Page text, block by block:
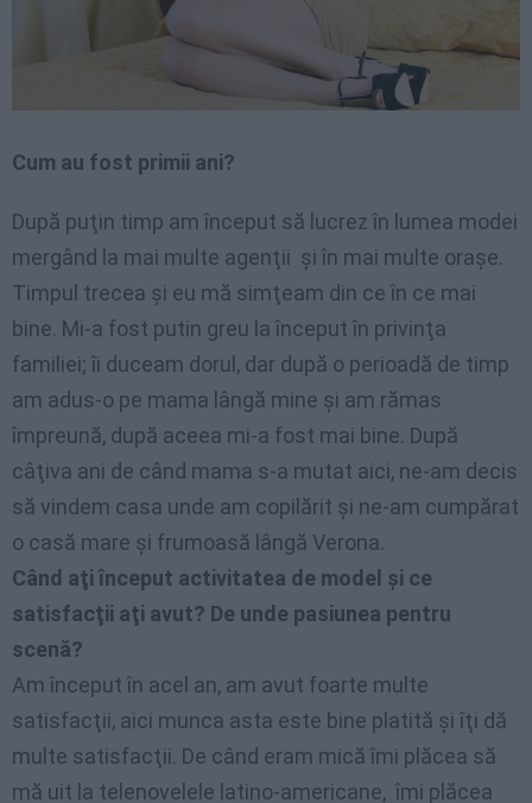
Cum au fost primii ani?
După puţin timp am început să lucrez în lumea modei
mergând la mai multe agenţii şi în mai multe oraşe.
Timpul trecea şi eu mă simţeam din ce în ce mai
bine. Mi-a fost putin greu la început în privinţa
familiei; îi duceam dorul, dar după o perioadă de timp
am adus-o pe mama lângă mine şi am rămas
împreună, după aceea mi-a fost mai bine. După
câţiva ani de când mama s-a mutat aici, ne-am decis
să vindem casa unde am copilărit şi ne-am cumpărat
o casă mare şi frumoasă lângă Verona.
Când aţi început activitatea de model şi ce
satisfacţii aţi avut? De unde pasiunea pentru
scenă?
Am început în acel an, am avut foarte multe
satisfacţii, aici munca asta este bine platită şi îţi dă
multe satisfacţii. De când eram mică îmi plăcea să
mă uit la telenovelele latino-americane, îmi plăcea